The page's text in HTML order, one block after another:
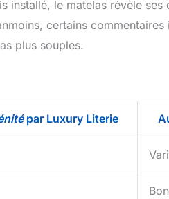
installé, le matelas révèle
certains
plus souples.
par Luxury Literie